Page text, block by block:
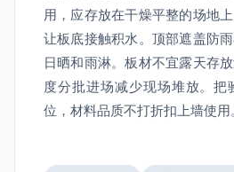
用，应存放在干燥平整的场地
让板底接触积水。顶部遮盖防
日晒和雨淋。板材不宜露天存
度分批进场减少现场堆放。把
位，材料品质不打折扣上墙使用